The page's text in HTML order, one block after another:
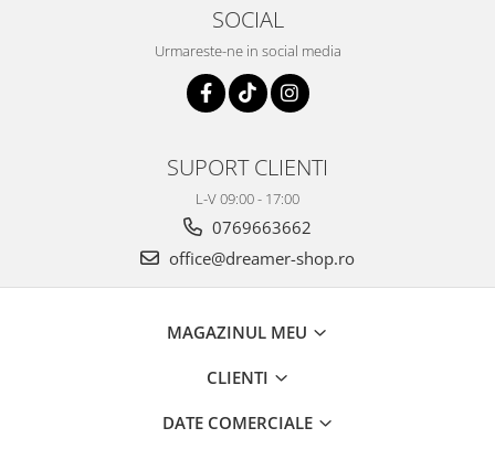
SOCIAL
Urmareste-ne in social media
SUPORT CLIENTI
L-V 09:00 - 17:00
0769663662
office@dreamer-shop.ro
MAGAZINUL MEU
CLIENTI
DATE COMERCIALE